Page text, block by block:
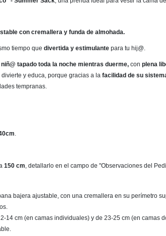
con cremallera y funda de almohada.
tiempo que divertida y estimulante para tu hij@.
tapado toda la noche mientras duerme, con plena
y educa, porque gracias a la facilidad de su
tempranas.
.
150 cm , detallarlo en el campo de "Observaciones del
bajera ajustable, con una cremallera en su perímetro
14 cm (en camas individuales) y de 23-25 cm (en